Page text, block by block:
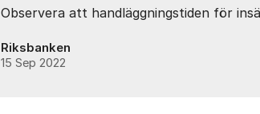
Observera att handläggningstiden för
Riksbanken
15 Sep 2022